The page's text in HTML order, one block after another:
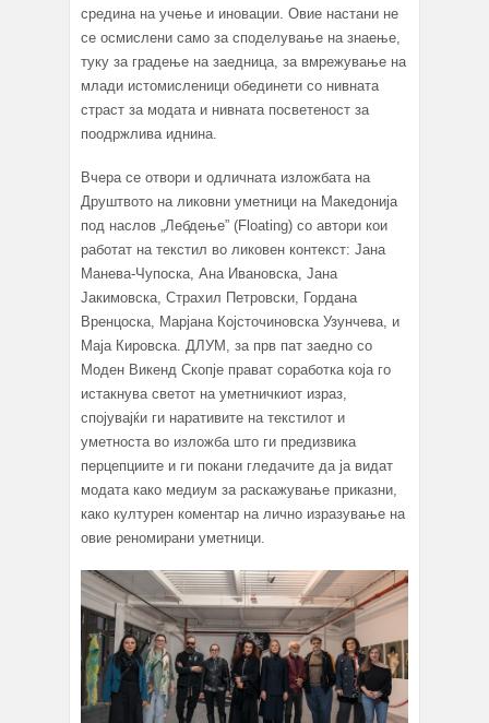
средина на учење и иновации. Овие настани не
се осмислени само за споделување на знаење,
туку за градење на заедница, за вмрежување на
млади истомисленици обединети со нивната
страст за модата и нивната посветеност за
поодржлива иднина.
Вчера се отвори и одличната изложбата на
Друштвото на ликовни уметници на Македонија
под наслов „Лебдење” (Floating) со автори кои
работат на текстил во ликовен контекст: Јана
Манева-Чупоска, Ана Ивановска, Јана
Јакимовска, Страхил Петровски, Гордана
Вренцоска, Марјана Којсточиновска Узунчева, и
Маја Кировска. ДЛУМ, за прв пат заедно со
Моден Викенд Скопје прават соработка која го
истакнува светот на уметничкиот израз,
спојувајќи ги наративите на текстилот и
уметноста во изложба што ги предизвика
перцепциите и ги покани гледачите да ја видат
модата како медиум за раскажување приказни,
како културен коментар на лично изразување на
овие реномирани уметници.